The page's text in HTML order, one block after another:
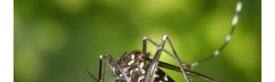
Sobre nosotros
Espacios saludables
Bienestar personal